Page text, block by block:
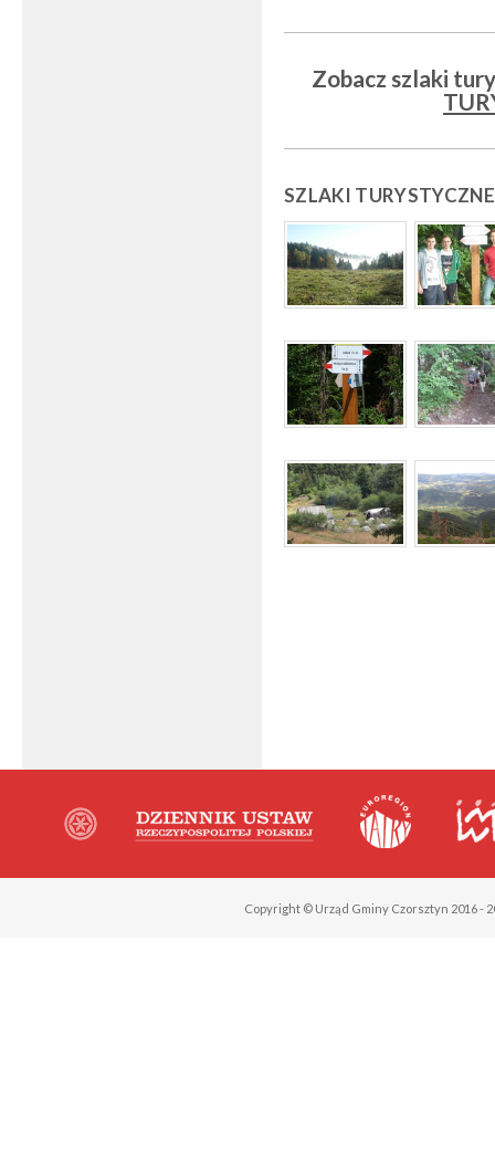
Zobacz szlaki
SZLAKI
Copyright © Urząd Gminy Czorsztyn 2016 -